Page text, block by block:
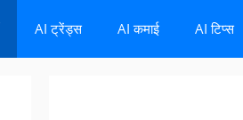
AI ट्रेंड्स AI कमाई AI टिप्स